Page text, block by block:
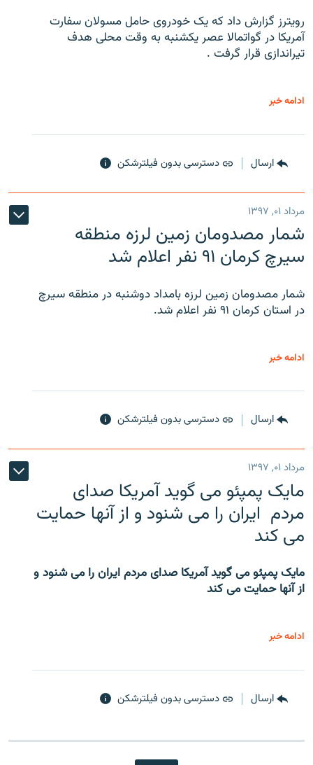
رویترز گزارش داد که یک خودروی حامل مسولان سفارت
آمریکا در گواتمالا عصر یکشنبه به وقت محلی هدف
تیراندازی قرار گرفت .
ادامه خبر
ارسال دسترسی بدون فیلترشکن
مرداد ۰۱, ۱۳۹۷
شمار مصدومان زمین لرزه منطقه
سیرچ کرمان ۹۱ نفر اعلام شد
شمار مصدومان زمین لرزه بامداد دوشنبه در منطقه سیرچ
در استان کرمان ۹۱ نفر اعلام شد.
ادامه خبر
ارسال دسترسی بدون فیلترشکن
مرداد ۰۱, ۱۳۹۷
مایک پمپئو می گوید آمریکا صدای
مردم ایران را می شنود و از آنها حمایت
می کند
مایک پمپئو می گوید آمریکا صدای مردم ایران را می شنود و
از آنها حمایت می کند
ادامه خبر
ارسال دسترسی بدون فیلترشکن